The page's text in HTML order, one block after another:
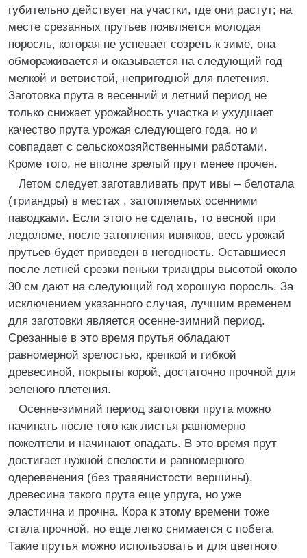
губительно действует на участки, где они растут; на
месте срезанных прутьев появляется молодая
поросль, которая не успевает созреть к зиме, она
обмораживается и оказывается на следующий год
мелкой и ветвистой, непригодной для плетения.
Заготовка прута в весенний и летний период не
только снижает урожайность участка и ухудшает
качество прута урожая следующего года, но и
совпадает с сельскохозяйственными работами.
Кроме того, не вполне зрелый прут менее прочен.
Летом следует заготавливать прут ивы – белотала
(триандры) в местах , затопляемых осенними
паводками. Если этого не сделать, то весной при
ледоломе, после затопления ивняков, весь урожай
прутьев будет приведен в негодность. Оставшиеся
после летней срезки пеньки триандры высотой около
30 см дают на следующий год хорошую поросль. За
исключением указанного случая, лучшим временем
для заготовки является осенне-зимний период.
Срезанные в это время прутья обладают
равномерной зрелостью, крепкой и гибкой
древесиной, покрыты корой, достаточно прочной для
зеленого плетения.
Осенне-зимний период заготовки прута можно
начинать после того как листья равномерно
пожелтели и начинают опадать. В это время прут
достигает нужной спелости и равномерного
одеревенения (без травянистости вершины),
древесина такого прута еще упруга, но уже
эластична и прочна. Кора к этому времени тоже
стала прочной, но еще легко снимается с побега.
Такие прутья можно использовать и для цветного